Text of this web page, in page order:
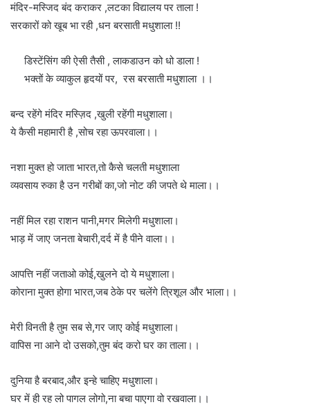
मंदिर-मस्जिद बंद कराकर ,लटका विद्यालय पर ताला !
सरकारों को खूब भा रही ,धन बरसाती मधुशाला !!
डिस्टेंसिंग की ऐसी तैसी , लाकडाउन को धो डाला !
भक्तों के व्याकुल हृदयों पर, रस बरसाती मधुशाला ।।
बन्द रहेंगे मंदिर मस्ज़िद ,खुली रहेंगी मधुशाला।
ये कैसी महामारी है ,सोच रहा ऊपरवाला।।
नशा मुक्त हो जाता भारत,तो कैसे चलती मधुशाला
व्यवसाय रुका है उन गरीबों का,जो नोट की जपते थे माला।।
नहीं मिल रहा राशन पानी,मगर मिलेगी मधुशाला।
भाड़ में जाए जनता बेचारी,दर्द में है पीने वाला।।
आपत्ति नहीं जताओ कोई,खुलने दो ये मधुशाला।
कोराना मुक्त होगा भारत,जब ठेके पर चलेंगे त्रिशूल और भाला।।
मेरी विनती है तुम सब से,गर जाए कोई मधुशाला।
वापिस ना आने दो उसको,तुम बंद करो घर का ताला।।
दुनिया है बरबाद,और इन्हे चाहिए मधुशाला।
घर में ही रह लो पागल लोगो,ना बचा पाएगा वो रखवाला।।